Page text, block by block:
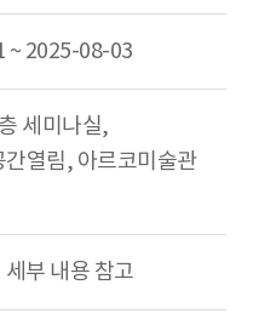
~ 2025-08-03
세미나실,
열림, 아르코미술관
부 내용 참고